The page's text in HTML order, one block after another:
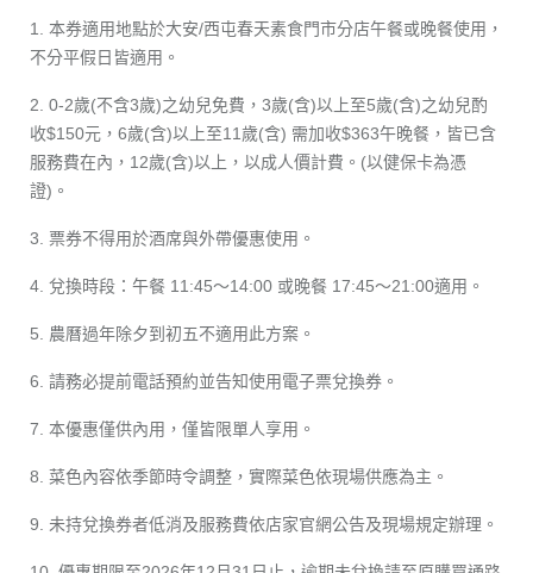
1. 本券適用地點於大安/西屯春天素食門市分店午餐或晚餐使用，
不分平假日皆適用。
2. 0-2歲(不含3歲)之幼兒免費，3歲(含)以上至5歲(含)之幼兒酌
收$150元，6歲(含)以上至11歲(含) 需加收$363午晚餐，皆已含
服務費在內，12歲(含)以上，以成人價計費。(以健保卡為憑
證)。
3. 票券不得用於酒席與外帶優惠使用。
4. 兌換時段：午餐 11:45～14:00 或晚餐 17:45～21:00適用。
5. 農曆過年除夕到初五不適用此方案。
6. 請務必提前電話預約並告知使用電子票兌換券。
7. 本優惠僅供內用，僅皆限單人享用。
8. 菜色內容依季節時令調整，實際菜色依現場供應為主。
9. 未持兌換券者低消及服務費依店家官網公告及現場規定辦理。